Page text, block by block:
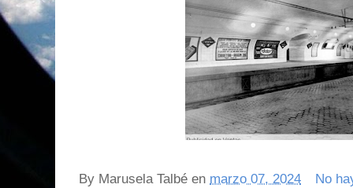
By Marusela Talbé en marzo 07, 2024 No